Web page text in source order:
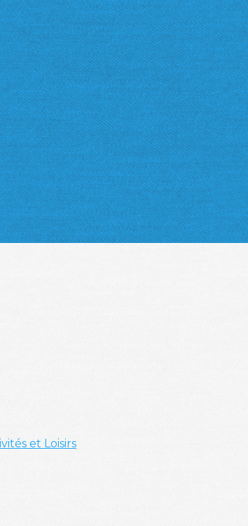
et Loisirs